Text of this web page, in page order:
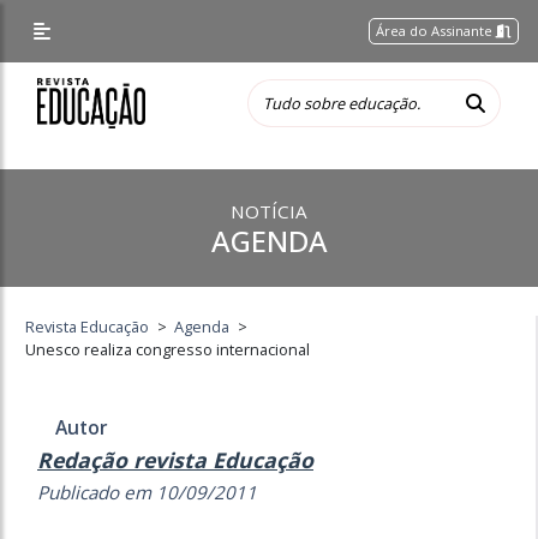
Área do Assinante
NOTÍCIA
AGENDA
Revista Educação > Agenda >
Unesco realiza congresso internacional
Autor
Redação revista Educação
Publicado em 10/09/2011